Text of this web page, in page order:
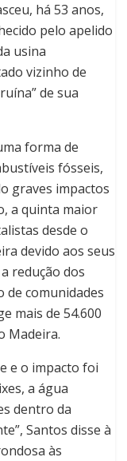
há 53 anos,
pelo apelido
usina
vizinho de
de sua
forma de
fósseis,
graves impactos
a quinta maior
desde o
devido aos seus
redução dos
de comunidades
mais de 54.600
Madeira.
e o impacto foi
a água
dentro da
Santos disse à
às